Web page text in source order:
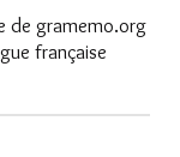
de gramemo.org
française